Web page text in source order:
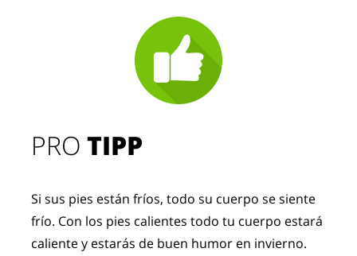
PROTIPP
Si sus pies están fríos, todo su cuerpo se siente
frío. Con los pies calientes todo tu cuerpo estará
caliente y estarás de buen humor en invierno.